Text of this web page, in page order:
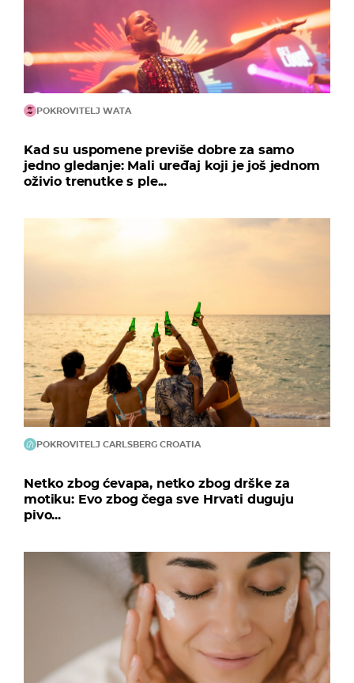
POKROVITELJ WATA
Kad su uspomene previše dobre za samo
jedno gledanje: Mali uređaj koji je još jednom
oživio trenutke s ple...
POKROVITELJ CARLSBERG CROATIA
Netko zbog ćevapa, netko zbog drške za
motiku: Evo zbog čega sve Hrvati duguju
pivo...